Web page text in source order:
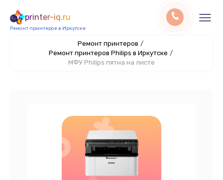
printer-iq.ru
Ремонт принтеров в Иркутске
Ремонт принтеров /
Ремонт принтеров Philips в Иркутске /
МФУ Philips пятна на листе